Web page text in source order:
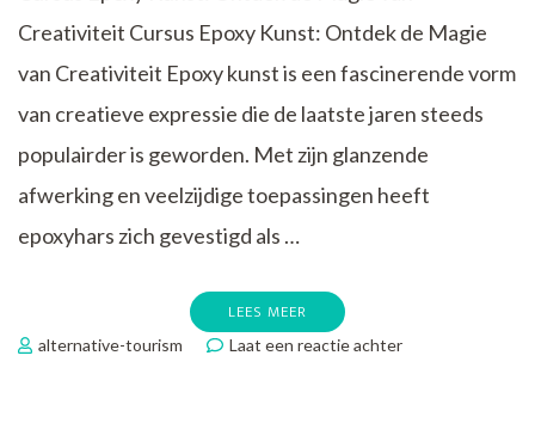
Creativiteit Cursus Epoxy Kunst: Ontdek de Magie
van Creativiteit Epoxy kunst is een fascinerende vorm
van creatieve expressie die de laatste jaren steeds
populairder is geworden. Met zijn glanzende
afwerking en veelzijdige toepassingen heeft
epoxyhars zich gevestigd als …
LEES MEER
alternative-tourism Laat een reactie achterop